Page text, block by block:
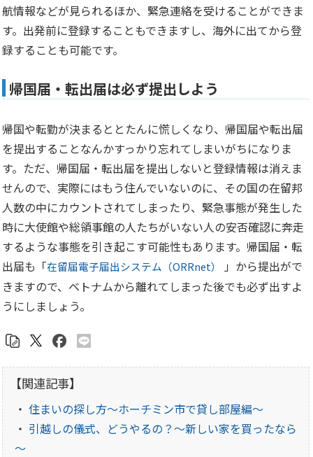
航情報などが見られるほか、緊急連絡を受けることができま
す。出発前に登録することもできますし、海外に出てから登
録することも可能です。
帰国届・転出届は必ず提出しよう
帰国や転勤が決まるととたんに慌しくなり、帰国届や転出届
を提出することなんかすっかり忘れてしまいがちになりま
す。ただ、帰国届・転出届を提出しないと登録情報は消えま
せんので、実際にはもう住んでいないのに、その国の在留邦
人数の中にカウントされてしまったり、緊急事態が発生した
時に大使館や総領事館の人たちがいない人の安否確認に奔走
するような事態を引き起こす可能性もあります。帰国届・転
出届も「在留届電子届出システム（ORRnet）
」から提出がで
きますので、ベトナムから離れてしまった後でも必ず出すよ
うにしましょう。
【関連記事】
・ 住まいの探し方～ホーチミン市で貸し部屋編～
・ 引越しの儀式、どうやるの？～新しい家を買ったなら
～